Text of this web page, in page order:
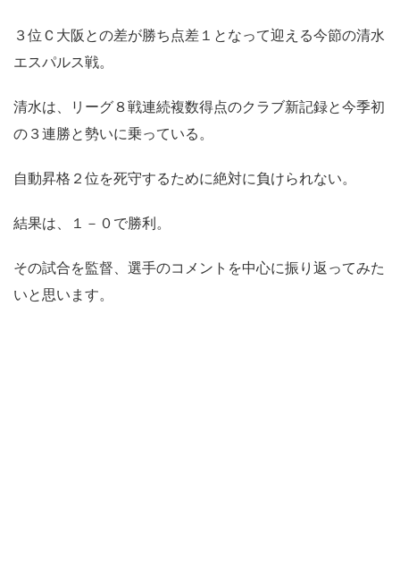
３位Ｃ大阪との差が勝ち点差１となって迎える今節の清水
エスパルス戦。
清水は、リーグ８戦連続複数得点のクラブ新記録と今季初
の３連勝と勢いに乗っている。
自動昇格２位を死守するために絶対に負けられない。
結果は、１－０で勝利。
その試合を監督、選手のコメントを中心に振り返ってみた
いと思います。